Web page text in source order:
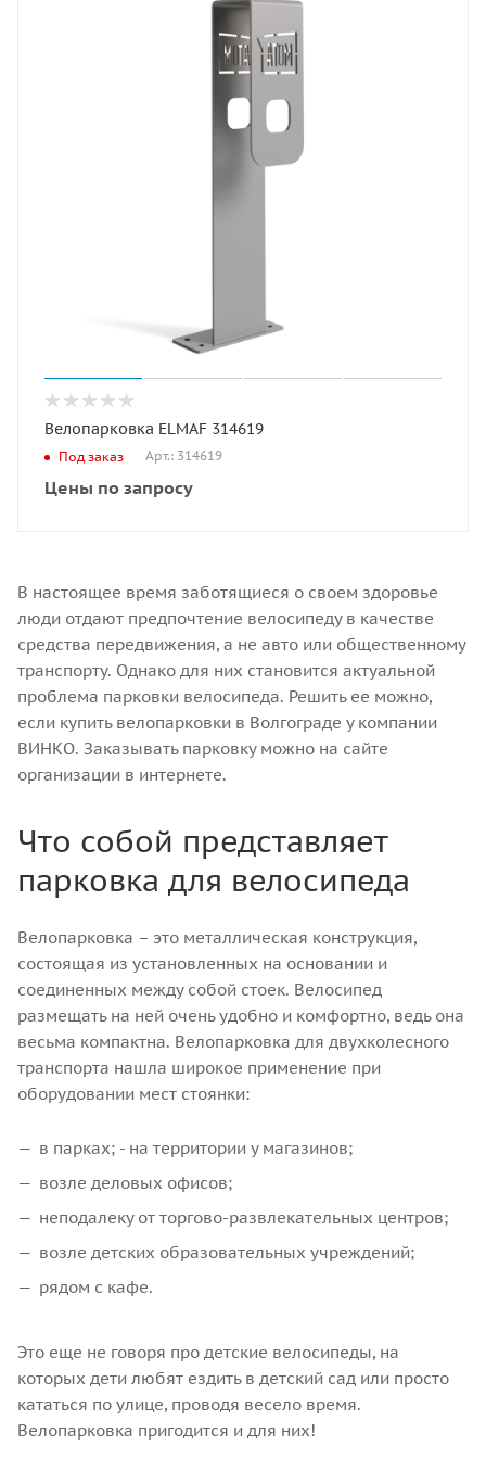
Велопарковка ELMAF 314619
Под заказ Арт.: 314619
Цены по запросу
В настоящее время заботящиеся о своем здоровье
люди отдают предпочтение велосипеду в качестве
средства передвижения, а не авто или общественному
транспорту. Однако для них становится актуальной
проблема парковки велосипеда. Решить ее можно,
если купить велопарковки в Волгограде у компании
ВИНКО. Заказывать парковку можно на сайте
организации в интернете.
Что собой представляет
парковка для велосипеда
Велопарковка – это металлическая конструкция,
состоящая из установленных на основании и
соединенных между собой стоек. Велосипед
размещать на ней очень удобно и комфортно, ведь она
весьма компактна. Велопарковка для двухколесного
транспорта нашла широкое применение при
оборудовании мест стоянки:
в парках; - на территории у магазинов;
возле деловых офисов;
неподалеку от торгово-развлекательных центров;
возле детских образовательных учреждений;
рядом с кафе.
Это еще не говоря про детские велосипеды, на
которых дети любят ездить в детский сад или просто
кататься по улице, проводя весело время.
Велопарковка пригодится и для них!